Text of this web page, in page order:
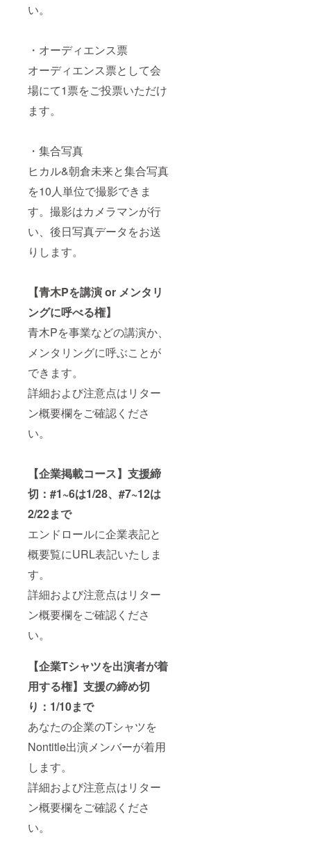
い。
・オーディエンス票
オーディエンス票として会
場にて1票をご投票いただけ
ます。
・集合写真
ヒカル&朝倉未来と集合写真
を10人単位で撮影できま
す。撮影はカメラマンが行
い、後日写真データをお送
りします。
【青木Pを講演 or メンタリ
ングに呼べる権】
青木Pを事業などの講演か、
メンタリングに呼ぶことが
できます。
詳細および注意点はリター
ン概要欄をご確認くださ
い。
【企業掲載コース】 支援締
切：#1~6は1/28、#7~12は
2/22まで
エンドロールに企業表記と
概要覧にURL表記いたしま
す。
詳細および注意点はリター
ン概要欄をご確認くださ
い。
【企業Tシャツを出演者が着
用する権】支援の締め切
り：1/10まで
あなたの企業のTシャツを
Nontitle出演メンバーが着用
します。
詳細および注意点はリター
ン概要欄をご確認くださ
い。